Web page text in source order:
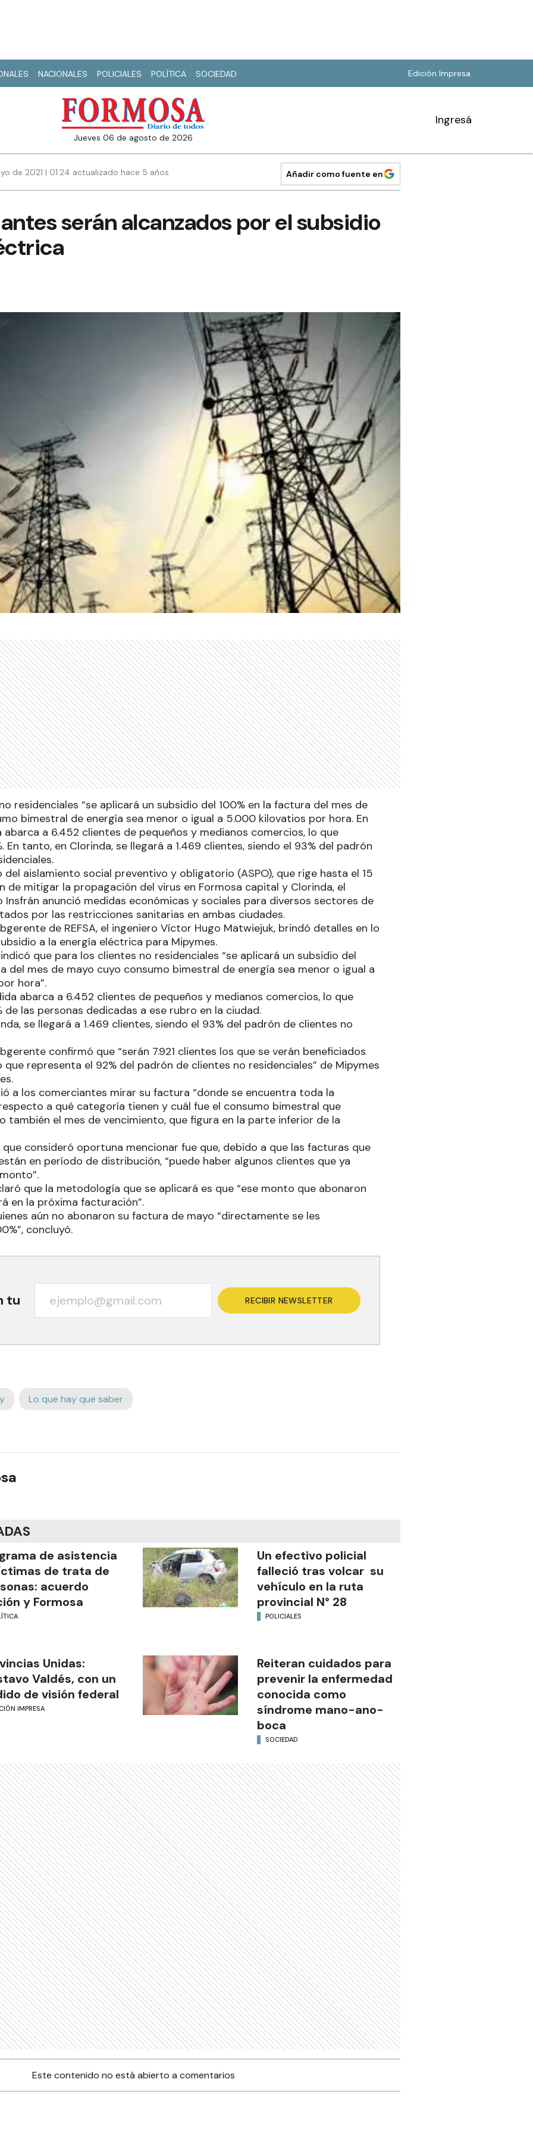
NACIONALES POLICIALES POLÍTICA SOCIEDAD Edición Impresa
jueves 06 de agosto de 2026
Ingresá
de 2021 | 01:24 actualizado hace 5 años Añadir como fuente en
serán alcanzados por el subsidio
residenciales “se aplicará un subsidio del 100% en la factura del mes de
bimestral de energía sea menor o igual a 5.000 kilovatios por hora. En
abarca a 6.452 clientes de pequeños y medianos comercios, lo que
En tanto, en Clorinda, se llegará a 1.469 clientes, siendo el 93% del padrón
aislamiento social preventivo y obligatorio (ASPO), que rige hasta el 15
de mitigar la propagación del virus en Formosa capital y Clorinda, el
Insfrán anunció medidas económicas y sociales para diversos sectores de
por las restricciones sanitarias en ambas ciudades.
de REFSA, el ingeniero Víctor Hugo Matwiejuk, brindó detalles en lo
a la energía eléctrica para Mipymes.
que para los clientes no residenciales “se aplicará un subsidio del
del mes de mayo cuyo consumo bimestral de energía sea menor o igual a
hora”.
abarca a 6.452 clientes de pequeños y medianos comercios, lo que
de las personas dedicadas a ese rubro en la ciudad.
se llegará a 1.469 clientes, siendo el 93% del padrón de clientes no
confirmó que “serán 7.921 clientes los que se verán beneficiados
que representa el 92% del padrón de clientes no residenciales” de Mipymes
a los comerciantes mirar su factura “donde se encuentra toda la
a qué categoría tienen y cuál fue el consumo bimestral que
también el mes de vencimiento, que figura en la parte inferior de la
consideró oportuna mencionar fue que, debido a que las facturas que
en período de distribución, “puede haber algunos clientes que ya
que la metodología que se aplicará es que “ese monto que abonaron
en la próxima facturación”.
aún no abonaron su factura de mayo “directamente se les
concluyó.
tu RECIBIR NEWSLETTER
Lo que hay que saber
de asistencia
de trata de
acuerdo
y Formosa
Un efectivo policial
falleció tras volcar su
vehículo en la ruta
provincial N° 28
POLICIALES
Unidas:
Valdés, con un
de visión federal
IMPRESA
Reiteran cuidados para
prevenir la enfermedad
conocida como
síndrome mano-ano-
boca
SOCIEDAD
Este contenido no está abierto a comentarios